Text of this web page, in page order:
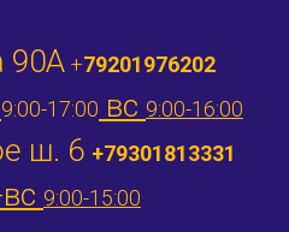
90А +79201976202
9:00-17:00 вс 9:00-16:00
ш. 6 +79301813331
9:00-15:00